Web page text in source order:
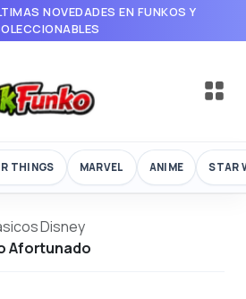
NOVEDADES EN FUNKOS Y
THINGS MARVEL ANIME STAR
Disney
Afortunado